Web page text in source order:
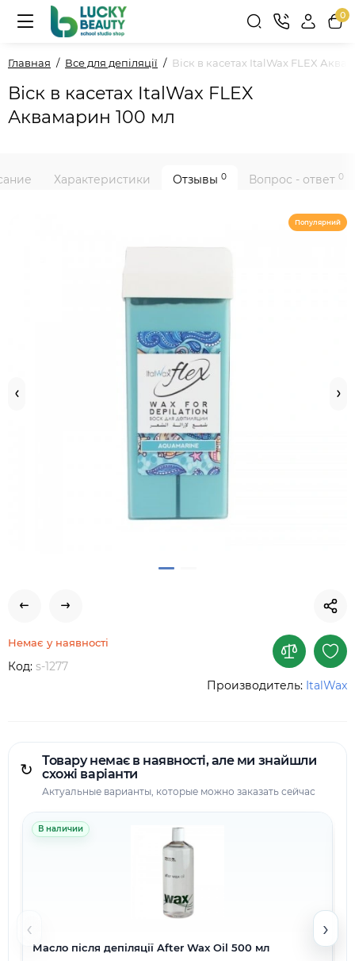
0
Главная Все для депіляції Віск в касетах ItalWax FLEX
Віск в касетах ItalWax FLEX
Аквамарин 100 мл
Характеристики Отзывы 0 Вопрос - ответ 0
Популярний
Немає у наявності
Код: s-1277
Производитель: ItalWax
↻
Товару немає в наявності, але ми знайшли
схожі варіанти
Актуальные варианты, которые можно заказать сейчас
‹
В наличии
Масло після депіляції After Wax Oil 500 мл
›